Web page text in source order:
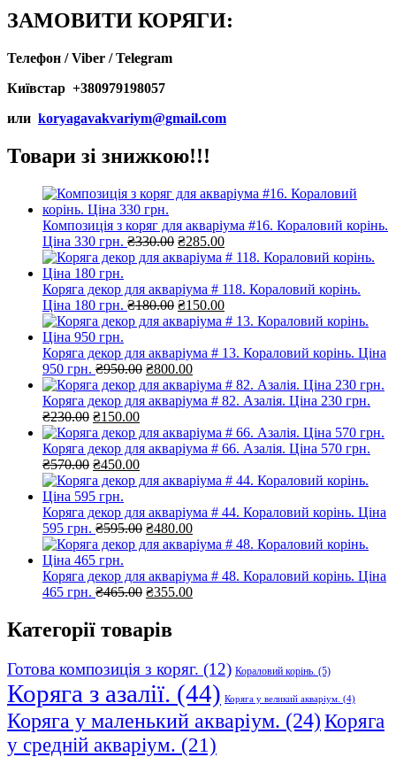
ЗАМОВИТИ КОРЯГИ:
Телефон / Viber / Telegram
Київстар +380979198057
или koryagavakvariym@gmail.com
Товари зі знижкою!!!
Композиція з коряг для акваріума #16. Кораловий корінь.
Ціна 330 грн. ₴330.00 Оригінальна
ціна:
₴285.00Поточна
ціна:
Коряга декор для акваріума # 118. Кораловий корінь.
Ціна 180 грн. ₴180.00 Оригінальна
ціна:
₴150.00Поточна
ціна:
Коряга декор для акваріума # 13. Кораловий корінь. Ціна
950 грн. ₴950.00 Оригінальна
ціна:
₴950.00.
₴800.00Поточна
ціна:
₴800.00.
Коряга декор для акваріума # 82. Азалія. Ціна 230 грн.
₴230.00 Оригінальна
ціна:
₴230.00.
₴150.00Поточна
ціна:
₴150.00.
Коряга декор для акваріума # 66. Азалія. Ціна 570 грн.
₴570.00 Оригінальна
ціна:
₴570.00.
₴450.00Поточна
ціна:
Коряга декор для акваріума # 44. Кораловий корінь. Ціна
595 грн. ₴595.00 Оригінальна
ціна:
₴480.00Поточна
ціна:
Коряга декор для акваріума # 48. Кораловий корінь. Ціна
465 грн. ₴465.00 Оригінальна
₴465.00.
₴355.00Поточна
Категорії товарів
Готова композиція з коряг. (12) Кораловий корінь. (5)
Коряга з азалії. (44) Коряга у великий акваріум. (4)
Коряга у маленький акваріум. (24)Коряга
у средній акваріум. (21)